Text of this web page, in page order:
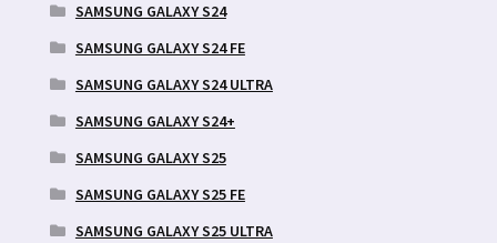
SAMSUNG GALAXY S24
SAMSUNG GALAXY S24 FE
SAMSUNG GALAXY S24 ULTRA
SAMSUNG GALAXY S24+
SAMSUNG GALAXY S25
SAMSUNG GALAXY S25 FE
SAMSUNG GALAXY S25 ULTRA